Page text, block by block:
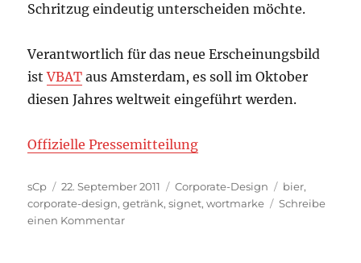
Schritzug eindeutig unterscheiden möchte.
Verantwortlich für das neue Erscheinungsbild
istVBAT aus Amsterdam, es soll im Oktober
diesen Jahres weltweit eingeführt werden.
Offizielle Pressemitteilung
Autor
sCp
Veröffentlicht
am
22. September 2011 Kategorien
Corporate-Design Schlagwörter
bier,
corporate-design,getränk,signet,wortmarke
Schreibe
einen Kommentarzu